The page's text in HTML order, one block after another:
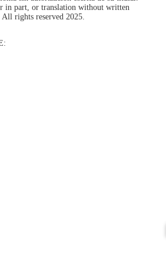
in part, or translation without written
rights reserved 2025.